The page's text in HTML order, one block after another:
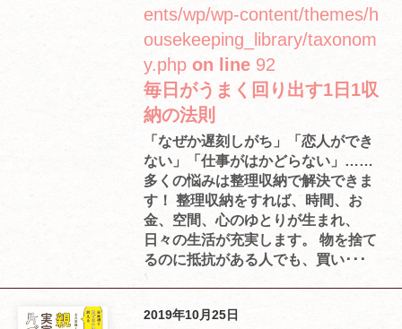
ents/wp/wp-content/themes/h
ousekeeping_library/taxonom
y.php on line 92
毎日がうまく回り出す1日1収
納の法則
「なぜか遅刻しがち」「恋人ができ
ない」「仕事がはかどらない」……
多くの悩みは整理収納で解決できま
す！ 整理収納をすれば、時間、お
金、空間、心のゆとりが生まれ、
日々の生活が充実します。 物を捨て
るのに抵抗がある人でも、買い･･･
2019年10月25日